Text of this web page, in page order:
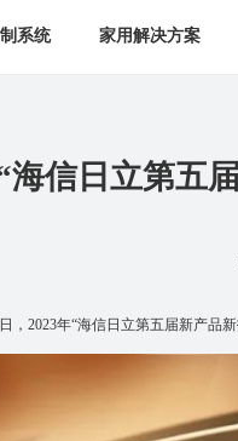
系统 家用解决方案
海信日立第五
2023年“海信日立第五届新产品